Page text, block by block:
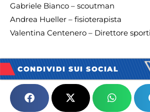
Gabriele Bianco – scoutman
Andrea Hueller – fisioterapista
Valentina Centenero – Direttore
CONDIVIDI SUI SOCIAL